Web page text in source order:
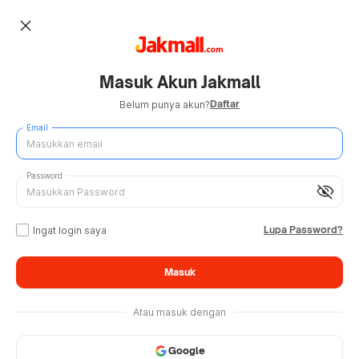
close
Masuk Akun Jakmall
Belum punya akun?Daftar
Email
visibility_off
Password
Ingat login saya Lupa Password?
Masuk
Atau masuk dengan
Google